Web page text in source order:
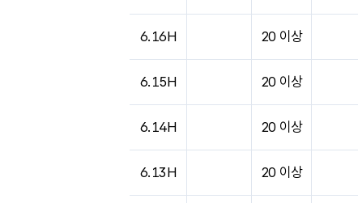
6.16H 20 이상
6.15H 20 이상
6.14H 20 이상
6.13H 20 이상